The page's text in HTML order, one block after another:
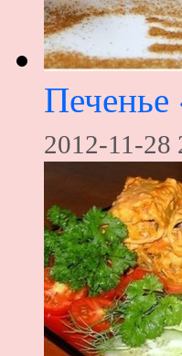
2012-11-28